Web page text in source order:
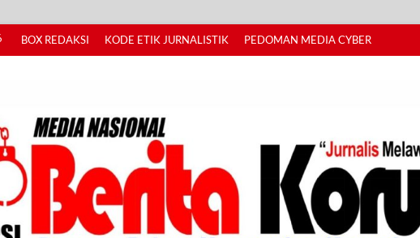
BOX REDAKSI KODE ETIK JURNALISTIK PEDOMAN MEDIA CYBER